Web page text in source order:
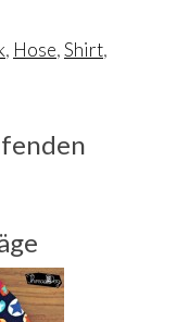
, Hose,Shirt,